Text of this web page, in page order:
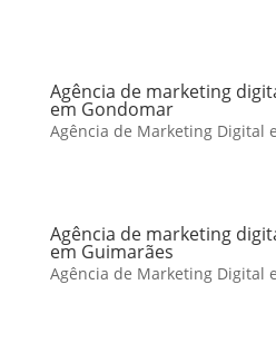
Agência de marketing
em Gondomar
Agência de Marketing Digital
Agência de marketing
em Guimarães
Agência de Marketing Digital